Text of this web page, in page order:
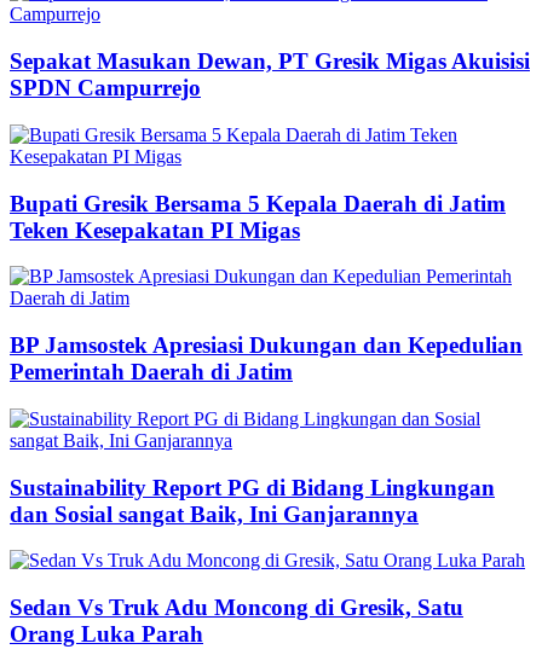
Sepakat Masukan Dewan, PT Gresik Migas Akuisisi
SPDN Campurrejo
Bupati Gresik Bersama 5 Kepala Daerah di Jatim
Teken Kesepakatan PI Migas
BP Jamsostek Apresiasi Dukungan dan Kepedulian
Pemerintah Daerah di Jatim
Sustainability Report PG di Bidang Lingkungan
dan Sosial sangat Baik, Ini Ganjarannya
Sedan Vs Truk Adu Moncong di Gresik, Satu
Orang Luka Parah